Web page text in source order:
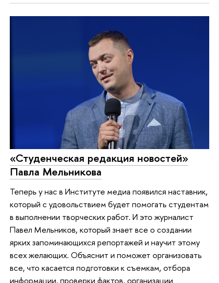
«Студенческая редакция новостей»
Павла Мельникова
Теперь у нас в Институте медиа появился наставник,
который с удовольствием будет помогать студентам
в выполнении творческих работ. И это журналист
Павел Мельников, который знает все о создании
ярких запоминающихся репортажей и научит этому
всех желающих. Объяснит и поможет организовать
все, что касается подготовки к съемкам, отбора
информации, проверки фактов, организации